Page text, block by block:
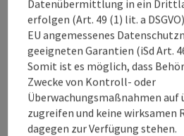
Beitrag merken
zum Merkzettel
Datenübermittlung in ein
erfolgen (Art. 49 (1) lit. a
EU angemessenes
geeigneten Garantien (iSd Art.
Somit ist es möglich, dass
Zwecke von Kontroll- oder
Überwachungsmaßnahmen
zugreifen und keine wirksamen
dagegen zur Verfügung stehen.